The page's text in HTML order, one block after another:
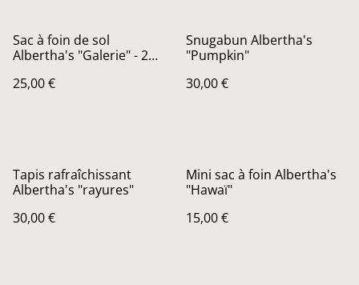
Sac à foin de sol
Albertha's "Galerie" - 2
25,00 €
Snugabun Albertha's
"Pumpkin"
30,00 €
Tapis rafraîchissant
Albertha's "rayures"
30,00 €
Mini sac à foin Albertha's
"Hawaï"
15,00 €